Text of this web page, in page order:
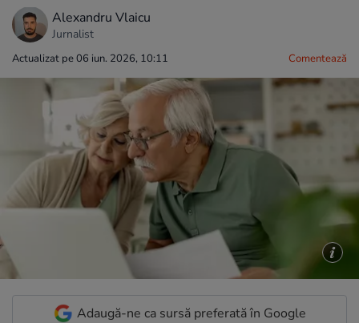
Alexandru Vlaicu
Jurnalist
Actualizat pe 06 iun. 2026, 10:11 Comentează
Adaugă-ne ca sursă preferată în Google